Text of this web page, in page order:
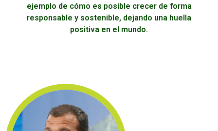
ejemplo de cómo es posible crecer de forma
responsable y sostenible, dejando una huella
positiva en el mundo.